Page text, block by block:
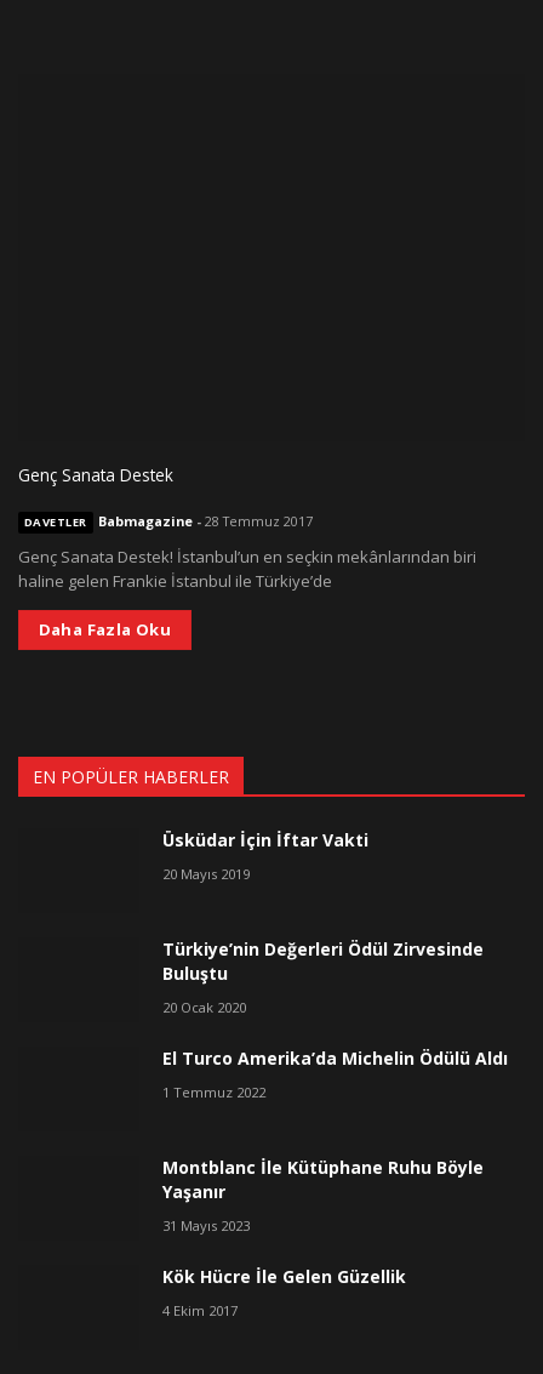
Genç Sanata Destek
DAVETLER Babmagazine- 28 Temmuz 2017
Genç Sanata Destek! İstanbul’un en seçkin mekânlarından biri
haline gelen Frankie İstanbul ile Türkiye’de
Daha Fazla Oku
EN POPÜLER HABERLER
Üsküdar İçin İftar Vakti
20 Mayıs 2019
Türkiye’nin Değerleri Ödül Zirvesinde
Buluştu
20 Ocak 2020
El Turco Amerika’da Michelin Ödülü Aldı
1 Temmuz 2022
Montblanc İle Kütüphane Ruhu Böyle
Yaşanır
31 Mayıs 2023
Kök Hücre İle Gelen Güzellik
4 Ekim 2017